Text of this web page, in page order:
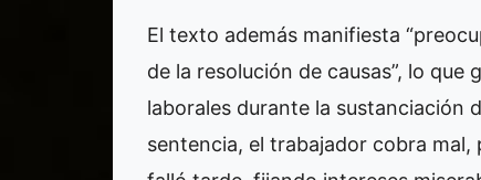
El texto además manifiesta
de la resolución de causas”, lo
laborales durante la sustanciación
sentencia, el trabajador cobra